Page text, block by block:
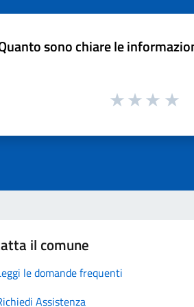
sono chiare le
il comune
le domande frequenti
Assistenza